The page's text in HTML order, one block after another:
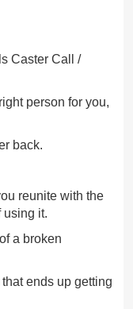
Caster Call /
person for you,
back.
reunite with the
using it.
a broken
ends up getting